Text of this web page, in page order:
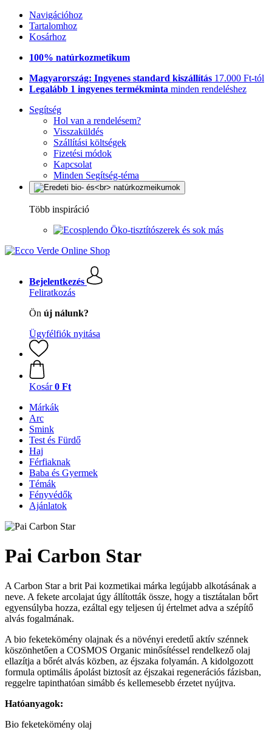
Navigációhoz
Tartalomhoz
Kosárhoz
100% natúrkozmetikum
Magyarország: Ingyenes standard kiszállítás 17.000 Ft-tól
Legalább 1 ingyenes termékminta minden rendeléshez
Segítség
Hol van a rendelésem?
Visszaküldés
Szállítási költségek
Fizetési módok
Kapcsolat
Minden Segítség-téma
Több inspiráció
Öko-tisztítószerek és sok más
Bejelentkezés
Feliratkozás
Ön új nálunk?
Ügyfélfiók nyitása
Kosár 0 Ft
Márkák
Arc
Smink
Test és Fürdő
Haj
Férfiaknak
Baba és Gyermek
Témák
Fényvédők
Ajánlatok
Pai Carbon Star
A Carbon Star a brit Pai kozmetikai márka legújabb alkotásának a
neve. A fekete arcolajat úgy állították össze, hogy a tisztátalan bőrt
egyensúlyba hozza, ezáltal egy teljesen új értelmet adva a szépítő
alvás fogalmának.
A bio feketekömény olajnak és a növényi eredetű aktív szénnek
köszönhetően a COSMOS Organic minősítéssel rendelkező olaj
ellazítja a bőrét alvás közben, az éjszaka folyamán. A kidolgozott
formula optimális ápolást biztosít az éjszakai regenerációs fázisban,
reggelre tapinthatóan simább és kellemesebb érzetet nyújtva.
Hatóanyagok:
Bio feketekömény olaj